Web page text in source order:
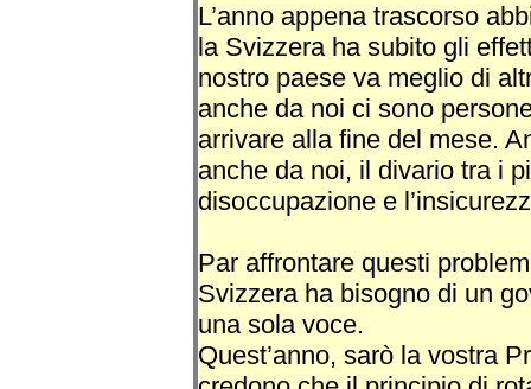
L’anno appena trascorso
la Svizzera ha subito gli
nostro paese va meglio di
anche da noi ci sono
arrivare alla fine del mese.
anche da noi, il divario tra i
disoccupazione e
Par affrontare questi
Svizzera ha bisogno di un
una sola voce.
Quest’anno, sarò la vostra